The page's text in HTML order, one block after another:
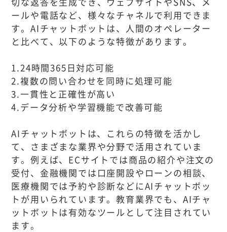
ールや電話など、様々なチャネルで利用できま
す。AIチャットボットは、人間のオペレーター
と比べて、以下のような特徴があります。
1.24時間365日対応可能
2.複数の問い合わせを同時に処理可能
3.一貫性と正確性が高い
4.データ分析や学習機能で改善可能
AIチャットボットは、これらの特徴を活かし
て、さまざまな業界や分野で活用されていま
す。例えば、ECサイトでは商品の紹介や注文の
受付、金融機関では口座開設やローンの相談、
医療機関では予約や診断などにAIチャットボッ
トが用いられています。教育業界でも、AIチャ
ットボットは有効なツールとして注目されてい
ます。